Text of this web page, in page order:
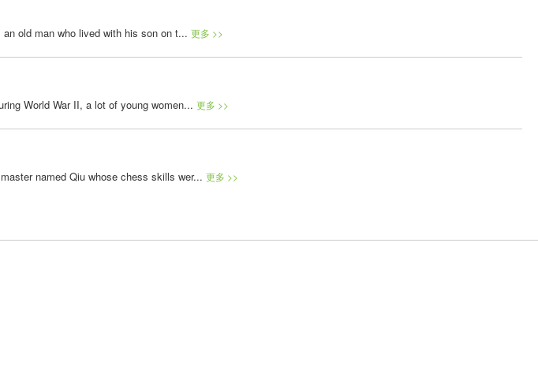
old man who lived with his son on t... 更多 >>
World War II, a lot of young women... 更多 >>
named Qiu whose chess skills wer... 更多 >>